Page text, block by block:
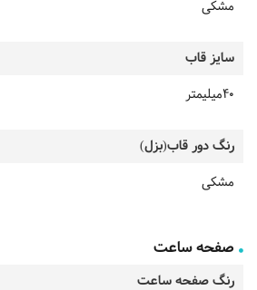
مشکی
سایز قاب
40میلیمتر
رنگ دور قاب(بزل)
مشکی
صفحه ساعت
رنگ صفحه ساعت